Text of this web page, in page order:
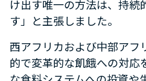
け出す唯一の方法は、持
す」と主張しました。
西アフリカおよび中部アフ
的で変革的な飢餓への対応